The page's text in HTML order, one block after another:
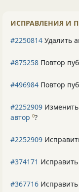
ИСПРАВЛЕНИЯ И
#2250814 Удалить
#875258 Повтор
#496984 Повтор
#2252909
автор 0?
#2252909
#374171 Исправить
#367716 Исправить